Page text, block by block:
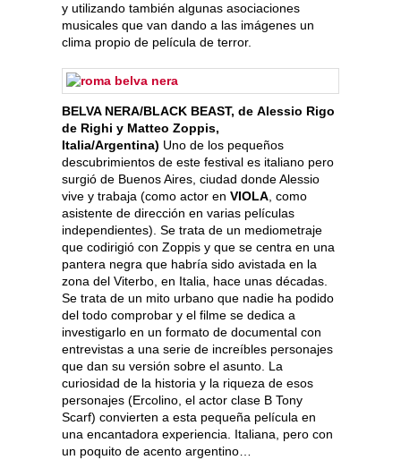
y utilizando también algunas asociaciones
musicales que van dando a las imágenes un
clima propio de película de terror.
BELVA NERA/BLACK BEAST, de Alessio Rigo
de Righi y Matteo Zoppis,
Italia/Argentina) Uno de los pequeños
descubrimientos de este festival es italiano pero
surgió de Buenos Aires, ciudad donde Alessio
vive y trabaja (como actor en VIOLA , como
asistente de dirección en varias películas
independientes). Se trata de un mediometraje
que codirigió con Zoppis y que se centra en una
pantera negra que habría sido avistada en la
zona del Viterbo, en Italia, hace unas décadas.
Se trata de un mito urbano que nadie ha podido
del todo comprobar y el filme se dedica a
investigarlo en un formato de documental con
entrevistas a una serie de increíbles personajes
que dan su versión sobre el asunto. La
curiosidad de la historia y la riqueza de esos
personajes (Ercolino, el actor clase B Tony
Scarf) convierten a esta pequeña película en
una encantadora experiencia. Italiana, pero con
un poquito de acento argentino…